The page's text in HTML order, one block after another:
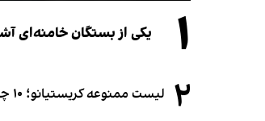
۱ یکی از بستگان خامنه‌ای
۲ لیست ممنوعه کریستیانو؛ ۱۰ چهره‌ای که در مراسم عروسی رونالدو و جورجینا جایی ندارند